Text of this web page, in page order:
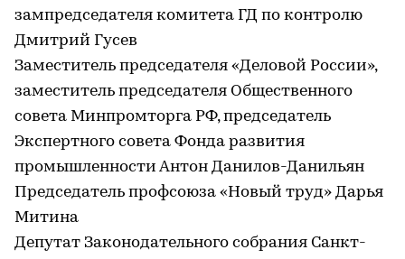
зампредседателя комитета ГД по контролю
Дмитрий Гусев
Заместитель председателя «Деловой России»,
заместитель председателя Общественного
совета Минпромторга РФ, председатель
Экспертного совета Фонда развития
промышленности Антон Данилов-Данильян
Председатель профсоюза «Новый труд» Дарья
Митина
Депутат Законодательного собрания Санкт-